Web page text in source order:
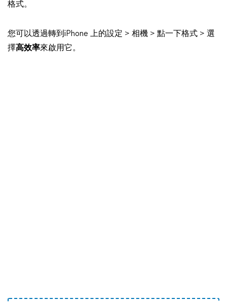
格式。
您可以透過轉到iPhone 上的設定 > 相機 > 點一下格式 > 選
擇高效率來啟用它。